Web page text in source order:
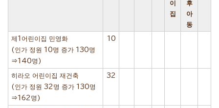
이
집
후
아
동
제1어린이집 민영화
(인가 정원 10명 증가 130명
⇒140명)
10
히라오 어린이집 재건축
(인가 정원 32명 증가 130명
⇒162명)
32